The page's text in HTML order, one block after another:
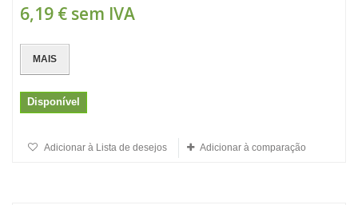
6,19 € sem IVA
MAIS
Disponível
Adicionar à Lista de desejos Adicionar à comparação